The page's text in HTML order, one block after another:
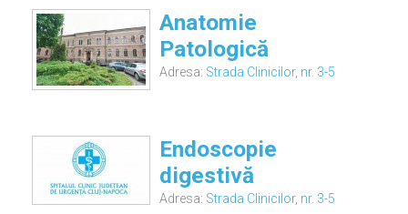
Anatomie
Patologică
Adresa: Strada Clinicilor, nr. 3-5
Endoscopie
digestivă
Adresa: Strada Clinicilor, nr. 3-5